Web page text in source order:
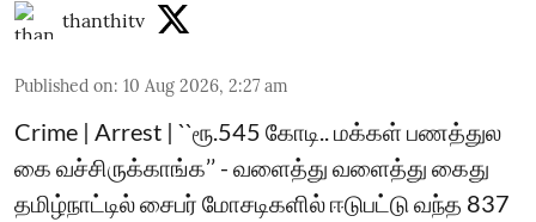
thanthitv
Published on: 10 Aug 2026, 2:27 am
Crime | Arrest | ``ரூ.545 கோடி.. மக்கள் பணத்துல
கை வச்சிருக்காங்க’’ - வளைத்து வளைத்து கைது
தமிழ்நாட்டில் சைபர் மோசடிகளில் ஈடுபட்டு வந்த 837